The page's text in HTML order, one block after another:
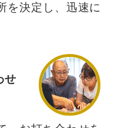
を決定し、迅速に
せ